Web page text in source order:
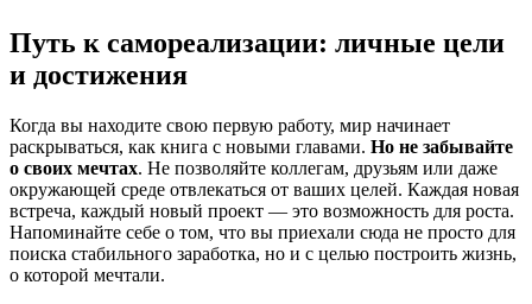
Путь к самореализации: личные цели
и достижения
Когда вы находите свою первую работу, мир начинает
раскрываться, как книга с новыми главами. Но не забывайте
о своих мечтах. Не позволяйте коллегам, друзьям или даже
окружающей среде отвлекаться от ваших целей. Каждая новая
встреча, каждый новый проект — это возможность для роста.
Напоминайте себе о том, что вы приехали сюда не просто для
поиска стабильного заработка, но и с целью построить жизнь,
о которой мечтали.